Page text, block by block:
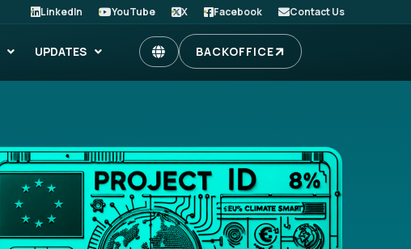
LinkedIn YouTube X Facebook Contact Us
UPDATES BACKOFFICE